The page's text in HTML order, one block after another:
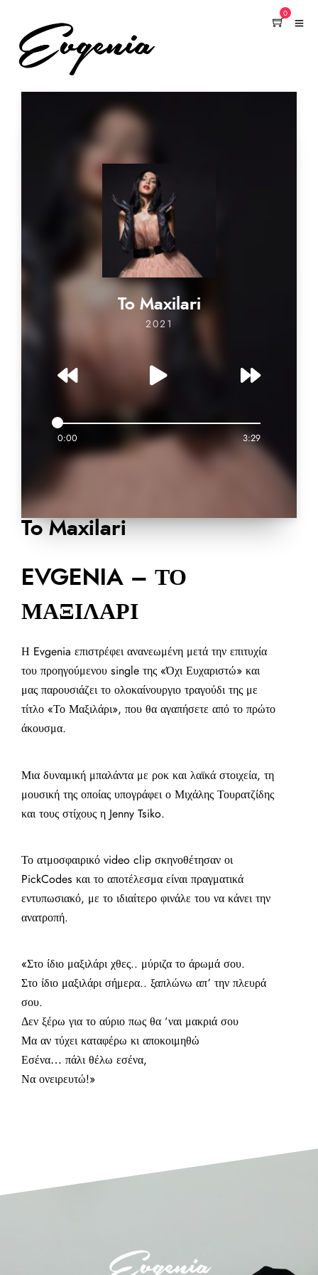
0
To Maxilari
2021
0:00 3:29
To Maxilari
EVGENIA – ΤΟ
ΜΑΞΙΛΑΡΙ
Η Evgenia επιστρέφει ανανεωμένη μετά την επιτυχία
του προηγούμενου single της «Όχι Ευχαριστώ» και
μας παρουσιάζει το ολοκαίνουργιο τραγούδι της με
τίτλο «Το Μαξιλάρι», που θα αγαπήσετε από το πρώτο
άκουσμα.
Μια δυναμική μπαλάντα με ροκ και λαϊκά στοιχεία, τη
μουσική της οποίας υπογράφει ο Μιχάλης Τουρατζίδης
και τους στίχους η Jenny Tsiko.
Το ατμοσφαιρικό video clip σκηνοθέτησαν οι
PickCodes και το αποτέλεσμα είναι πραγματικά
εντυπωσιακό, με το ιδιαίτερο φινάλε του να κάνει την
ανατροπή.
«Στο ίδιο μαξιλάρι χθες.. μύριζα το άρωμά σου.
Στο ίδιο μαξιλάρι σήμερα.. ξαπλώνω απ’ την πλευρά
σου.
Δεν ξέρω για το αύριο πως θα ‘ναι μακριά σου
Μα αν τύχει καταφέρω κι αποκοιμηθώ
Εσένα… πάλι θέλω εσένα,
Να ονειρευτώ!»